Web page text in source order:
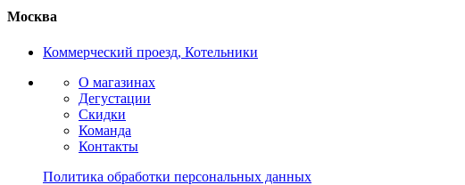
Москва
Коммерческий проезд, Котельники
О магазинах
Дегустации
Скидки
Команда
Контакты
Политика обработки персональных данных